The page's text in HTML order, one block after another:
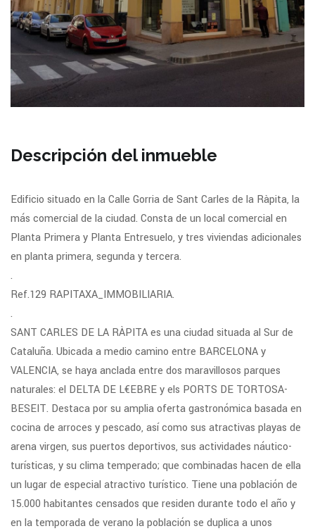
Descripción del inmueble
Edificio situado en la Calle Gorria de Sant Carles de la Ràpita, la
más comercial de la ciudad. Consta de un local comercial en
Planta Primera y Planta Entresuelo, y tres viviendas adicionales
en planta primera, segunda y tercera.
.
Ref.129 RAPITAXA_IMMOBILIARIA.
.
SANT CARLES DE LA RÀPITA es una ciudad situada al Sur de
Cataluña. Ubicada a medio camino entre BARCELONA y
VALENCIA, se haya anclada entre dos maravillosos parques
naturales: el DELTA DE L€EBRE y els PORTS DE TORTOSA-
BESEIT. Destaca por su amplia oferta gastronómica basada en
cocina de arroces y pescado, así como sus atractivas playas de
arena virgen, sus puertos deportivos, sus actividades náutico-
turísticas, y su clima temperado; que combinadas hacen de ella
un lugar de especial atractivo turístico. Tiene una población de
15.000 habitantes censados que residen durante todo el año y
en la temporada de verano la población se duplica a unos